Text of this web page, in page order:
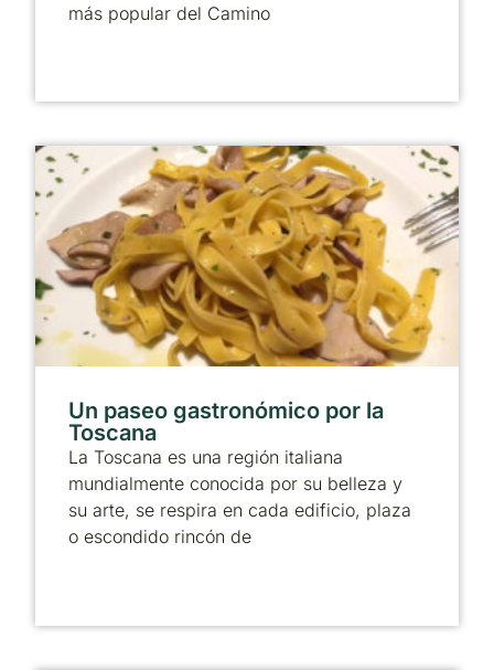
más popular del Camino
Un paseo gastronómico por la
Toscana
La Toscana es una región italiana
mundialmente conocida por su belleza y
su arte, se respira en cada edificio, plaza
o escondido rincón de